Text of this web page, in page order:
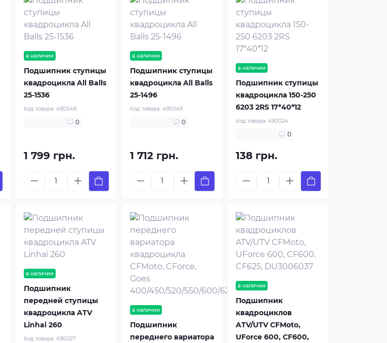
в наличии
Подшипник ступицы
квадроцикла All Balls
25-1536
Код товара: 490048
0
1 799 грн.
в наличии
Подшипник ступицы
квадроцикла All Balls
25-1496
Код товара: 490049
0
1 712 грн.
в наличии
Подшипник ступицы
квадроцикла 150-250
6203 2RS 17*40*12
Код товара:490024
0
138 грн.
в наличии
Подшипник
передней ступицы
квадроцикла ATV
Linhai 260
Код товара: 490027
в наличии
Подшипник
переднего вариатора
в наличии
Подшипник
квадроциклов
ATV/UTV CFMoto,
UForce 600, CF600,